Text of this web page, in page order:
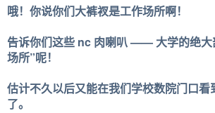
哦！你说你们大裤衩是工作场所啊！
告诉你们这些 nc 肉喇叭 —— 大学的绝大
场所”呢！
估计不久以后又能在我们学校数院门口看
了。